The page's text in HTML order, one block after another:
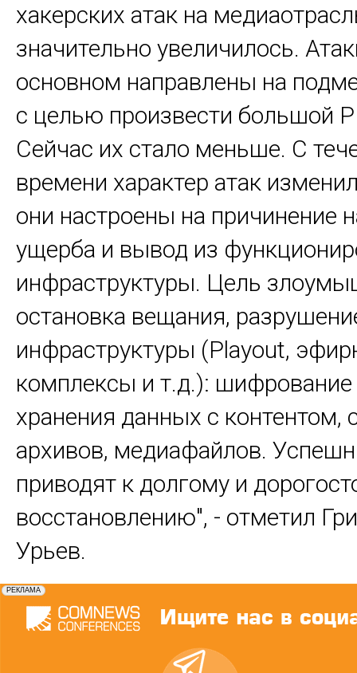
хакерских атак на
значительно увеличилось.
основном направлены на
с целью произвести большой
Сейчас их стало меньше. С
времени характер атак
они настроены на причинение
ущерба и вывод из
инфраструктуры. Цель
остановка вещания,
инфраструктуры (Playout,
комплексы и т.д.): шифрование
хранения данных с контентом,
архивов, медиафайлов.
приводят к долгому и
восстановлению", - отметил
Урьев.